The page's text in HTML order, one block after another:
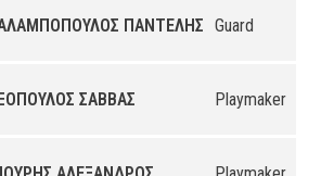
ΠΑΝΤΕΛΗΣ Guard
ΣΑΒΒΑΣ Playmaker